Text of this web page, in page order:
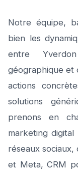
Notre équipe,
bien les
entre
géographique et
actions
solutions
prenons en
marketing
réseaux sociaux,
et Meta, CRM